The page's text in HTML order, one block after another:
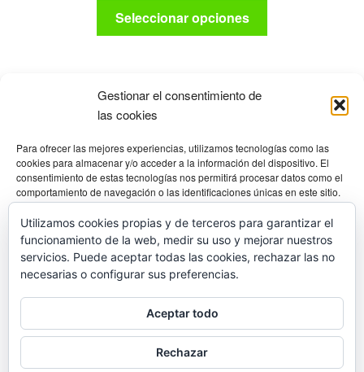
Gestionar el consentimiento de
las cookies
Para ofrecer las mejores experiencias, utilizamos tecnologías como las
cookies para almacenar y/o acceder a la información del dispositivo. El
consentimiento de estas tecnologías nos permitirá procesar datos como el
comportamiento de navegación o las identificaciones únicas en este sitio.
No consentir o retirar el consentimiento, puede afectar negativamente a
ciertas características y funciones.
Gestionar los servicios
Aceptar
Denegar
Seleccionar opciones
se
pueden
elegir
la
página
producto
Productos
×
TRAJES
Política de privacidad
Utilizamos cookies propias y de terceros para garantizar el
funcionamiento de la web, medir su uso y mejorar nuestros
servicios. Puede aceptar todas las cookies, rechazar las no
necesarias o configurar sus preferencias.
Aceptar todo
Rechazar